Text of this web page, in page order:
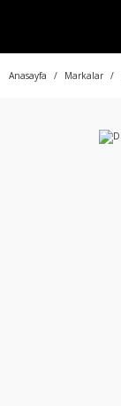
Anasayfa Markalar